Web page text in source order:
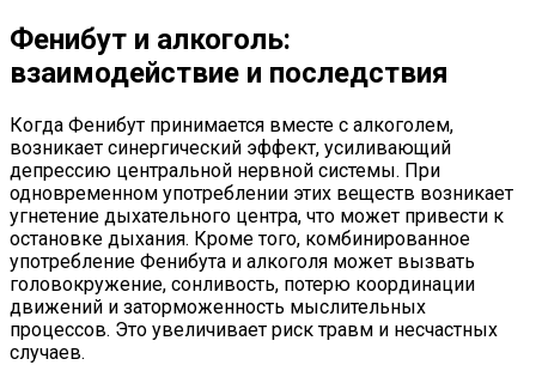
Фенибут и алкоголь:
взаимодействие и последствия
Когда Фенибут принимается вместе с алкоголем,
возникает синергический эффект, усиливающий
депрессию центральной нервной системы. При
одновременном употреблении этих веществ возникает
угнетение дыхательного центра, что может привести к
остановке дыхания. Кроме того, комбинированное
употребление Фенибута и алкоголя может вызвать
головокружение, сонливость, потерю координации
движений и заторможенность мыслительных
процессов. Это увеличивает риск травм и несчастных
случаев.